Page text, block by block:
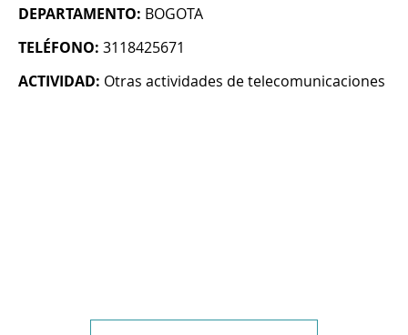
DEPARTAMENTO: BOGOTA
TELÉFONO: 3118425671
ACTIVIDAD: Otras actividades de telecomunicaciones